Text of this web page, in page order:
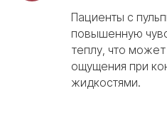
Пациенты с
повышенную
теплу, что
ощущения при
жидкостями.